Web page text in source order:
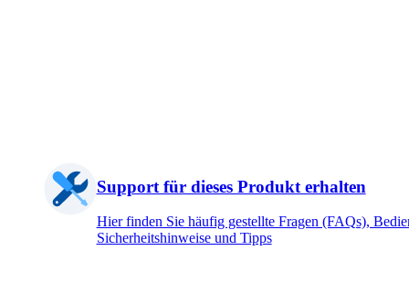
Support für dieses Produkt erhalten
Hier finden Sie häufig gestellte Fragen (FAQs),
Sicherheitshinweise und Tipps